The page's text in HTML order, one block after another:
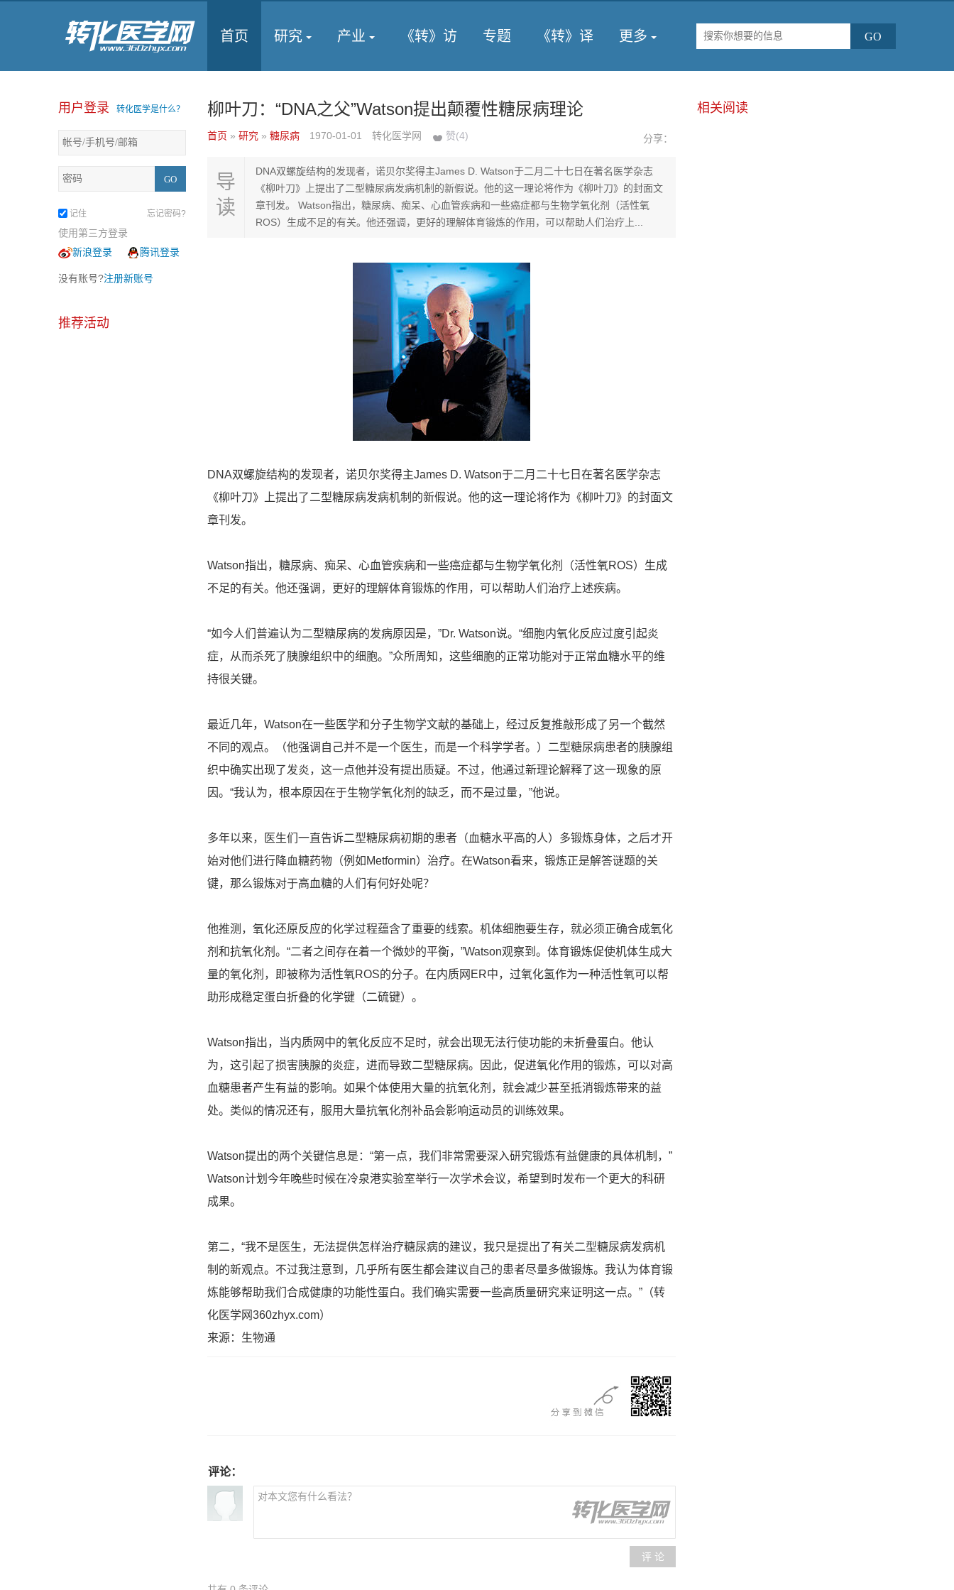
首页 研究 产业 《转》访 专题 《转》译 更多
用户登录 转化医学是什么？
记住 忘记密码?
使用第三方登录
新浪登录
腾讯登录
没有账号?注册新账号
推荐活动
柳叶刀：“DNA之父”Watson提出颠覆性糖尿病理论
首页 » 研究 » 糖尿病 1970-01-01 转化医学网 赞(4) 分享：
导
读
DNA双螺旋结构的发现者，诺贝尔奖得主James D. Watson于二月二十七日在著名医学杂志
《柳叶刀》上提出了二型糖尿病发病机制的新假说。他的这一理论将作为《柳叶刀》的封面文
章刊发。 Watson指出，糖尿病、痴呆、心血管疾病和一些癌症都与生物学氧化剂（活性氧
ROS）生成不足的有关。他还强调，更好的理解体育锻炼的作用，可以帮助人们治疗上...
DNA双螺旋结构的发现者，诺贝尔奖得主James D. Watson于二月二十七日在著名医学杂志
《柳叶刀》上提出了二型糖尿病发病机制的新假说。他的这一理论将作为《柳叶刀》的封面文
章刊发。
Watson指出，糖尿病、痴呆、心血管疾病和一些癌症都与生物学氧化剂（活性氧ROS）生成
不足的有关。他还强调，更好的理解体育锻炼的作用，可以帮助人们治疗上述疾病。
“如今人们普遍认为二型糖尿病的发病原因是，”Dr. Watson说。“细胞内氧化反应过度引起炎
症，从而杀死了胰腺组织中的细胞。”众所周知，这些细胞的正常功能对于正常血糖水平的维
持很关键。
最近几年，Watson在一些医学和分子生物学文献的基础上，经过反复推敲形成了另一个截然
不同的观点。（他强调自己并不是一个医生，而是一个科学学者。）二型糖尿病患者的胰腺组
织中确实出现了发炎，这一点他并没有提出质疑。不过，他通过新理论解释了这一现象的原
因。“我认为，根本原因在于生物学氧化剂的缺乏，而不是过量，”他说。
多年以来，医生们一直告诉二型糖尿病初期的患者（血糖水平高的人）多锻炼身体，之后才开
始对他们进行降血糖药物（例如Metformin）治疗。在Watson看来，锻炼正是解答谜题的关
键，那么锻炼对于高血糖的人们有何好处呢？
他推测，氧化还原反应的化学过程蕴含了重要的线索。机体细胞要生存，就必须正确合成氧化
剂和抗氧化剂。“二者之间存在着一个微妙的平衡，”Watson观察到。体育锻炼促使机体生成大
量的氧化剂，即被称为活性氧ROS的分子。在内质网ER中，过氧化氢作为一种活性氧可以帮
助形成稳定蛋白折叠的化学键（二硫键）。
Watson指出，当内质网中的氧化反应不足时，就会出现无法行使功能的未折叠蛋白。他认
为，这引起了损害胰腺的炎症，进而导致二型糖尿病。因此，促进氧化作用的锻炼，可以对高
血糖患者产生有益的影响。如果个体使用大量的抗氧化剂，就会减少甚至抵消锻炼带来的益
处。类似的情况还有，服用大量抗氧化剂补品会影响运动员的训练效果。
Watson提出的两个关键信息是：“第一点，我们非常需要深入研究锻炼有益健康的具体机制，”
Watson计划今年晚些时候在冷泉港实验室举行一次学术会议，希望到时发布一个更大的科研
成果。
第二，“我不是医生，无法提供怎样治疗糖尿病的建议，我只是提出了有关二型糖尿病发病机
制的新观点。不过我注意到，几乎所有医生都会建议自己的患者尽量多做锻炼。我认为体育锻
炼能够帮助我们合成健康的功能性蛋白。我们确实需要一些高质量研究来证明这一点。”（转
化医学网360zhyx.com）
来源：生物通
评论：
评 论
相关阅读